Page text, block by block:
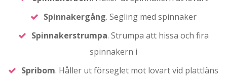
Spinnakergång. Segling med spinnaker
Spinnakerstrumpa. Strumpa att hissa och fira
spinnakern i
Spribom. Håller ut förseglet mot lovart vid plattläns